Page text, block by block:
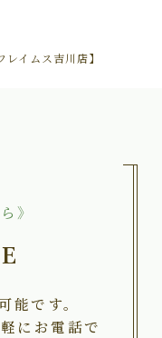
イムス吉川店】
》
能です。
にお電話で